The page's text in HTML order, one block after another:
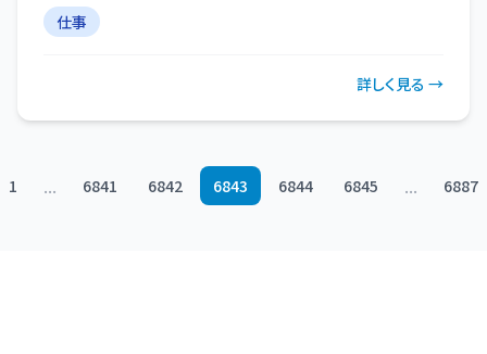
仕事
詳しく見る →
1 ... 6841 6842 6843 6844 6845 ... 6887